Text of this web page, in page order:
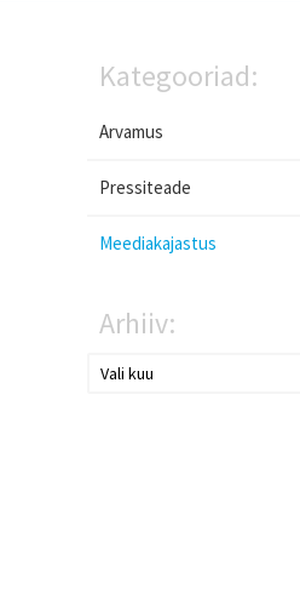
Kategooriad:
Arvamus
Pressiteade
Meediakajastus
Arhiiv: